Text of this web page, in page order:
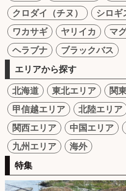
クロダイ（チヌ）
シロギ
ワカサギ
ヤリイカ マ
ヘラブナ
ブラックバス
エリアから探す
北海道 東北エリア
関
甲信越エリア
北陸エリア
関西エリア
中国エリア
九州エリア
海外
特集